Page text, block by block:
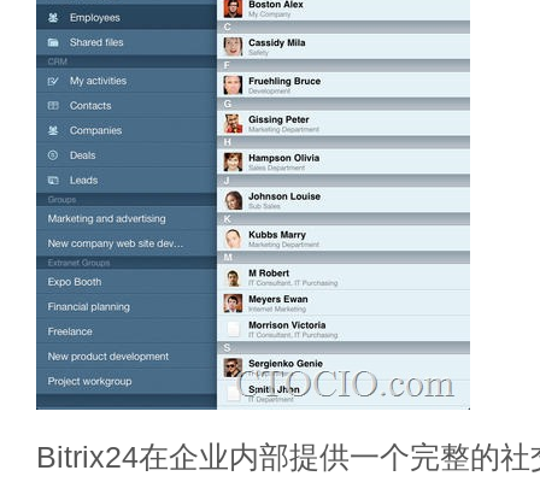
Bitrix24在企业内部提供一个完整的